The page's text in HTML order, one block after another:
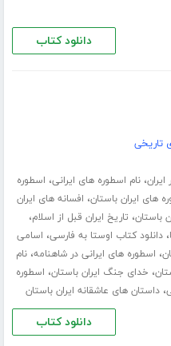
دانلود کتاب
تاریخی
ایران،نام اسطوره های ایرانی، اسطوره
های ایران باستان، افسانه های ایران
باستان، تاریخ ایران قبل از اسلام،
،دانلود کتاب اوستا به فارسی، اسامی
، اسطوره های ایرانی در شاهنامه،نام
، خدای جنگ ایران باستان، اسطوره
،داستان های عاشقانه ایران باستان
دانلود کتاب